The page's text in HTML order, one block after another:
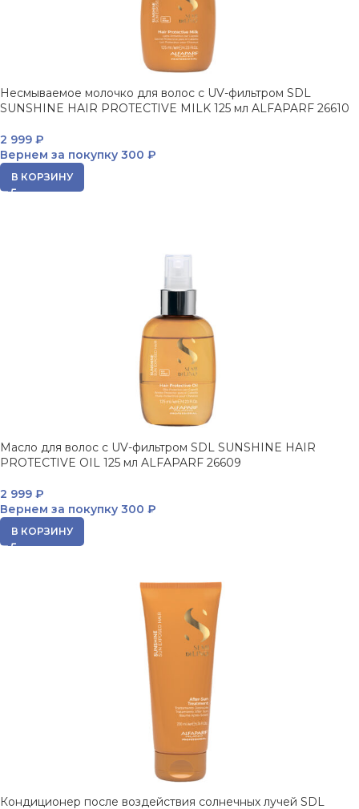
Несмываемое молочко для волос с UV-фильтром SDL
SUNSHINE HAIR PROTECTIVE MILK 125 мл ALFAPARF 26610
2 999 ₽
Вернем за покупку 300 ₽
В КОРЗИНУ
Масло для волос с UV-фильтром SDL SUNSHINE HAIR
PROTECTIVE OIL 125 мл ALFAPARF 26609
2 999 ₽
Вернем за покупку 300 ₽
В КОРЗИНУ
Кондиционер после воздействия солнечных лучей SDL